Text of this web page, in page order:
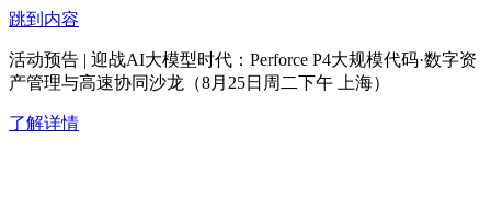
跳到内容
活动预告 | 迎战AI大模型时代：Perforce P4大规模代码·数字资
产管理与高速协同沙龙（8月25日周二下午 上海）
了解详情